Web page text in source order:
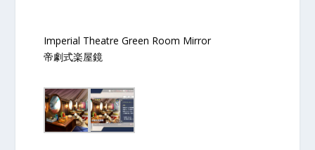
Imperial Theatre Green Room Mirror
帝劇式楽屋鏡